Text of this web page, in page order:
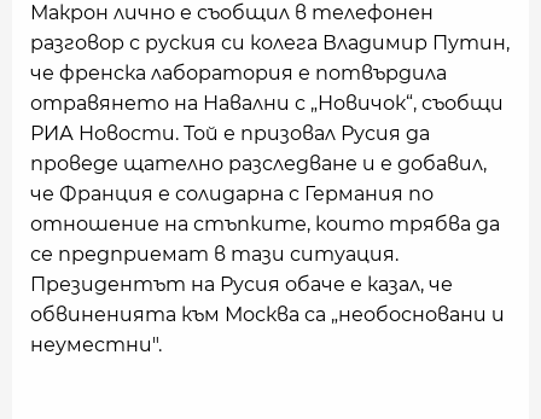
Макрон лично е съобщил в телефонен
разговор с руския си колега Владимир Путин,
че френска лаборатория е потвърдила
отравянето на Навални с „Новичок“, съобщи
РИА Новости. Той е призовал Русия да
проведе щателно разследване и е добавил,
че Франция е солидарна с Германия по
отношение на стъпките, които трябва да
се предприемат в тази ситуация.
Президентът на Русия обаче е казал, че
обвиненията към Москва са „необосновани и
неуместни".